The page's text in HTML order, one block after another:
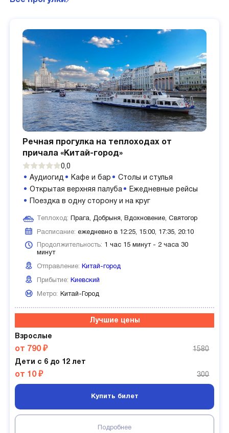
Речная прогулка на теплоходах от
причала «Китай-город»
0,0
Аудиогид
Кафе и бар
Столы и стулья
Открытая верхняя палуба
Ежедневные рейсы
Поездка в одну сторону и на круг
Теплоход: Прага, Добрыня, Вдохновение, Святогор
Расписание: ежедневно в 12:25, 15:00, 17:35, 20:10
Продолжительность: 1 час 15 минут - 2 часа 30
минут
Отправление: Китай-город
Прибытие: Киевский
Метро: Китай-Город
Лучшие цены
Взрослые
1580
от 790 ₽
Дети с 6 до 12 лет
300
от 10 ₽
Купить билет
Подробнее